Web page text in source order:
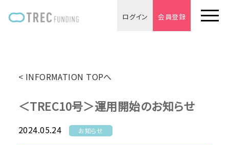
ログイン 会員登録
< INFORMATION TOPへ
＜TREC10号＞運用開始のお知らせ
2024.05.24 お知らせ